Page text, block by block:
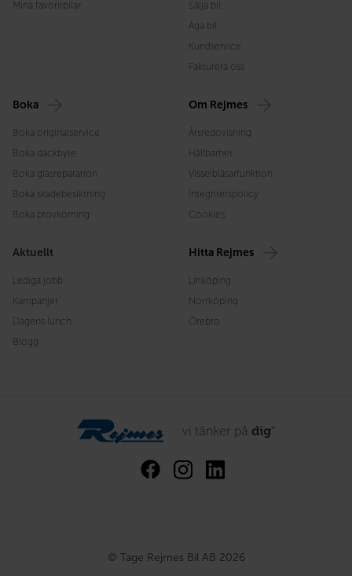
Mina favoritbilar
Sälja bil
Äga bil
Kundservice
Fakturera oss
Boka
Boka originalservice
Boka däckbyte
Boka glasreparation
Boka skadebesiktning
Boka provkörning
Om Rejmes
Årsredovisning
Hållbarhet
Visselblåsarfunktion
Integritetspolicy
Cookies
Aktuellt
Lediga jobb
Kampanjer
Dagens lunch
Blogg
Hitta Rejmes
Linköping
Norrköping
Örebro
© Tage Rejmes Bil AB 2026